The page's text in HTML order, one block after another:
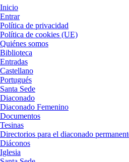
Menú
Inicio
Entrar
Política de privacidad
Política de cookies (UE)
Quiénes somos
Biblioteca
Entradas
Castellano
Portugués
Santa Sede
Diaconado
Diaconado Femenino
Documentos
Tesinas
Directorios para el diaconado
Diáconos
Iglesia